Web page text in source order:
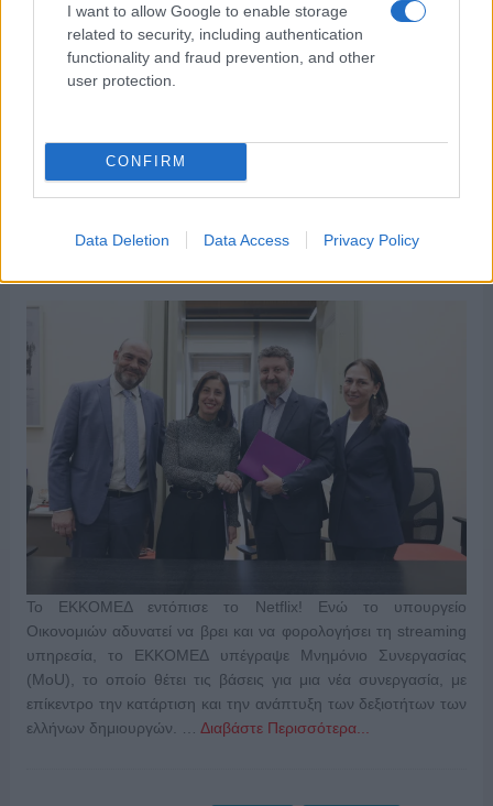
I want to allow Google to enable storage
related to security, including authentication
functionality and fraud prevention, and other
user protection.
CONFIRM
Data Deletion Data Access Privacy Policy
ΕΠΙΣΗΜΑΣΜΕΝΟ ΜΕ: «ΓΙΑΤΙ , «ΠΑΙΧΝΙΔΙΑ ΕΚΔΙΚΗΣΗΣ»
ANT1 , NETFLIX , ΡΕ ΠΑΤΕΡΑ;»
Εντοπίστηκε από το ΕΚΚΟΜΕΔ το …
Το ΕΚΚΟΜΕΔ εντόπισε το Netflix! Ενώ το υπουργείο
Οικονομιών αδυνατεί να βρει και να φορολογήσει τη streaming
υπηρεσία, το ΕΚΚΟΜΕΔ υπέγραψε Μνημόνιο Συνεργασίας
(MoU), το οποίο θέτει τις βάσεις για μια νέα συνεργασία, με
επίκεντρο την κατάρτιση και την ανάπτυξη των δεξιοτήτων των
ελλήνων δημιουργών. … Διαβάστε Περισσότερα...